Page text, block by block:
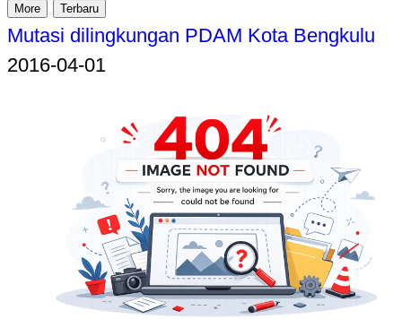
More Terbaru
Mutasi dilingkungan PDAM Kota Bengkulu
2016-04-01